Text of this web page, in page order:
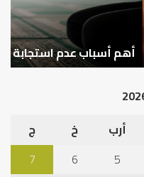
بن
أرب خ
ج
5
6
7